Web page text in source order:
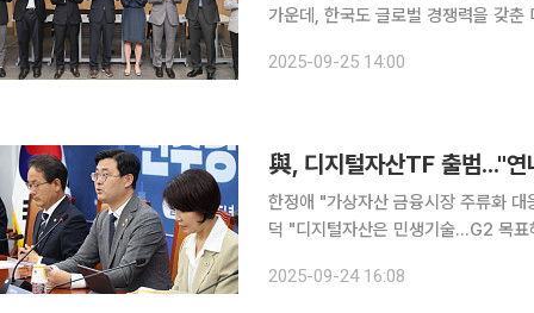
가운데, 한국도 글로벌 경쟁력을 갖
일 더불어민주당 의원과 공동으로 ‘
2025-09-25 14:00
與, 디지털자산TF 출범..."연
한정애 "가상자산 금융시장 주류화
덕 "디지털자산은 민생기술...G2 목표
진에 나섰다. 미국이 달러 기반 스테
2025-09-24 16:08